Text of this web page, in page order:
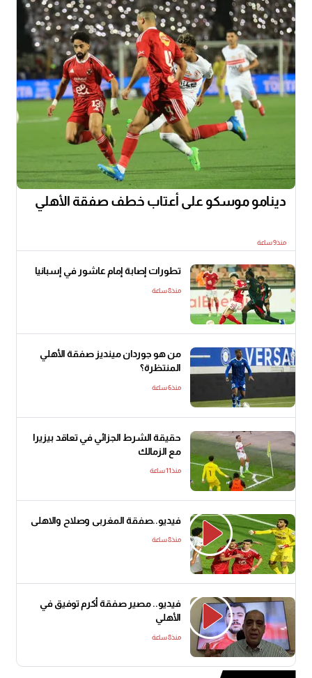
دينامو موسكو على أعتاب خطف صفقة الأهلي
منذ9 ساعة
تطورات إصابة إمام عاشور في إسبانيا
منذ8 ساعة
من هو جوردان مينديز صفقة الأهلي
المنتظرة؟
منذ6 ساعة
حقيقة الشرط الجزائي في تعاقد بيزيرا
مع الزمالك
منذ11 ساعة
فيديو..صفقة المغربى وصلاح والاهلى
منذ8 ساعة
فيديو.. مصير صفقة أكرم توفيق في
الأهلي
منذ8 ساعة